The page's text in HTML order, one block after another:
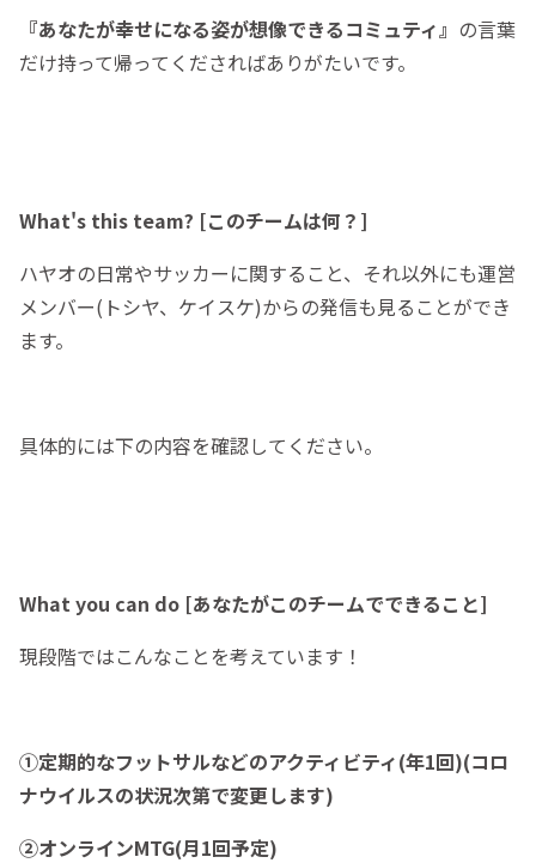
『あなたが幸せになる姿が想像できるコミュティ』 の言葉
だけ持って帰ってくださればありがたいです。
What's this team? [このチームは何？]
ハヤオの日常やサッカーに関すること、それ以外にも運営
メンバー(トシヤ、ケイスケ)からの発信も見ることができ
ます。
具体的には下の内容を確認してください。
What you can do [あなたがこのチームでできること]
現段階ではこんなことを考えています！
①定期的なフットサルなどのアクティビティ(年1回)(コロ
ナウイルスの状況次第で変更します)
②オンラインMTG(月1回予定)